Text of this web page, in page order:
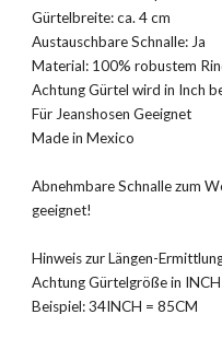
Gürtelbreite: ca. 4 cm
Austauschbare Schnalle: Ja
Material: 100% robustem
Achtung Gürtel wird in Inch
Für Jeanshosen Geeignet
Made in Mexico
Abnehmbare Schnalle zum
geeignet!
Hinweis zur Längen-
Achtung Gürtelgröße in INCH
Beispiel: 34INCH = 85CM